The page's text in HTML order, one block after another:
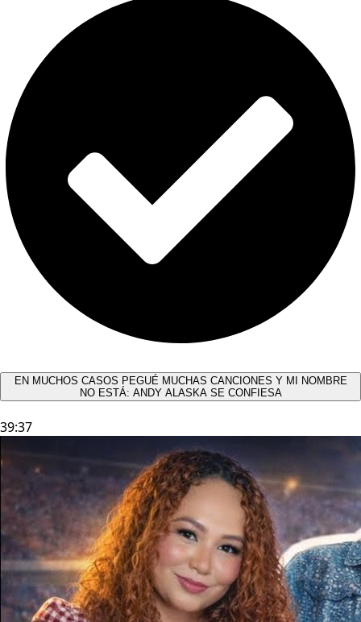
EN MUCHOS CASOS PEGUÉ MUCHAS CANCIONES Y MI NOMBRE
NO ESTÁ: ANDY ALASKA SE CONFIESA​
39:37